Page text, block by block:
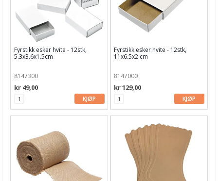
Fyrstikk esker hvite - 12stk,
5.3x3.6x1.5cm
8147300
kr 49,00
KJØP
Fyrstikk esker hvite - 12stk,
11x6.5x2 cm
8147000
kr 129,00
KJØP